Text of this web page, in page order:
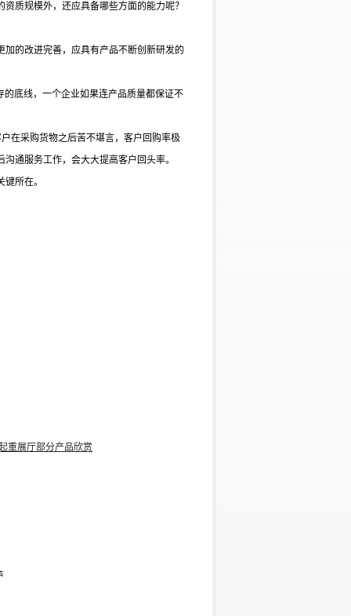
质规模外，还应具备哪些方面的能力呢？
的改进完善，应具有产品不断创新研发的
的底线，一个企业如果连产品质量都保证不
在采购货物之后苦不堪言，客户回购率极
通服务工作，会大大提高客户回头率。
所在。
重展厅部分产品欣赏